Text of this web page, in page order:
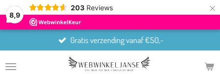
8,9
203 Reviews ×
Gratis verzending vanaf €50,-